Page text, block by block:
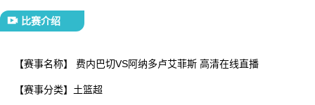
比赛介绍
【赛事名称】 费内巴切VS阿纳多卢艾菲斯 高清在线直播
【赛事分类】 土篮超